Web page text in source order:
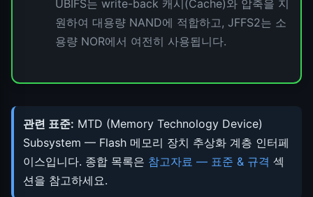
UBIFS는 write-back 캐시(Cache)와 압축을 지
원하여 대용량 NAND에 적합하고, JFFS2는 소
용량 NOR에서 여전히 사용됩니다.
관련 표준: MTD (Memory Technology Device)
Subsystem — Flash 메모리 장치 추상화 계층 인터페
이스입니다. 종합 목록은 참고자료 — 표준 & 규격 섹
션을 참고하세요.